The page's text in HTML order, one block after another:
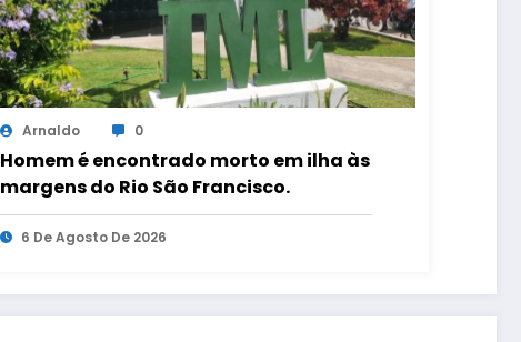
Arnaldo 0
Homem é encontrado morto em ilha às
margens do Rio São Francisco.
6 De Agosto De 2026